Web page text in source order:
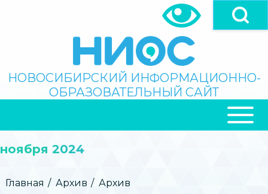
Поиск
НОВОСИБИРСКИЙ ИНФОРМАЦИОННО-
ОБРАЗОВАТЕЛЬНЫЙ САЙТ
НАВИГАЦИЯ
ноября 2024
Строка
Главная Архив Архив